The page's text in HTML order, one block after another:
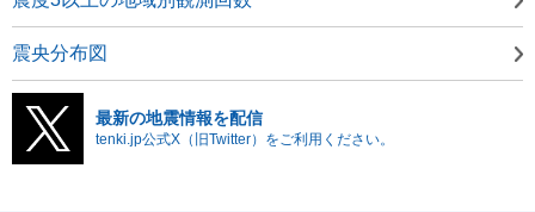
震央分布図
最新の地震情報を配信
tenki.jp公式X（旧Twitter）をご利用ください。